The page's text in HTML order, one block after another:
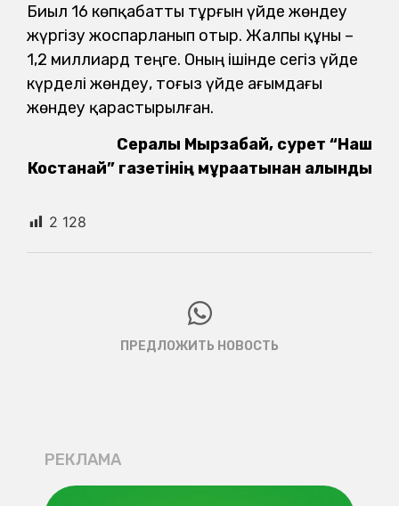
Биыл 16 көпқабатты тұрғын үйде жөндеу
жүргізу жоспарланып отыр. Жалпы құны –
1,2 миллиард теңге. Оның ішінде сегіз үйде
күрделі жөндеу, тоғыз үйде ағымдағы
жөндеу қарастырылған.
Сералы Мырзабай, сурет “Наш
Костанай” газетінің мұрағатынан алынды
2 128
ПРЕДЛОЖИТЬ НОВОСТЬ
РЕКЛАМА